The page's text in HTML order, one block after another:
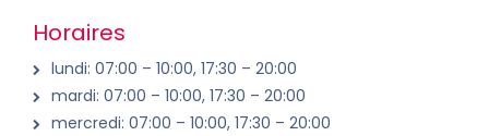
Horaires
lundi: 07:00 – 10:00, 17:30 – 20:00
mardi: 07:00 – 10:00, 17:30 – 20:00
mercredi: 07:00 – 10:00, 17:30 – 20:00